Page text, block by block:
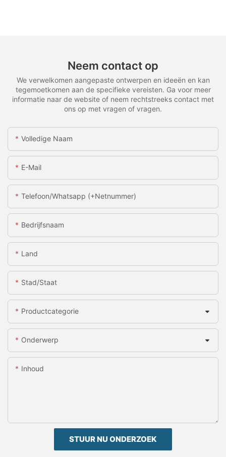
Neem contact op
We verwelkomen aangepaste ontwerpen en ideeën en kan
tegemoetkomen aan de specifieke vereisten. Ga voor meer
informatie naar de website of neem rechtstreeks contact met
ons op met vragen of vragen.
Volledige Naam
E-Mail
Telefoon/whatsapp (+netnummer)
Bedrijfsnaam
Land
Stad/staat
Productcategorie
Onderwerp
Inhoud
STUUR NU ONDERZOEK